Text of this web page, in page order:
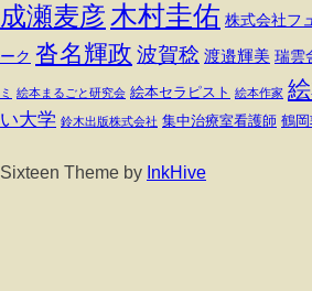
成瀬麦彦木村圭佑 株式会社フ
ーク 沓名輝政 波賀稔 渡邉輝美 瑞雲
ミ 絵本まるごと研究会 絵本セラピスト 絵本作家
い大学 鈴木出版株式会社 集中治療室看護師 鶴
Sixteen Theme by InkHive